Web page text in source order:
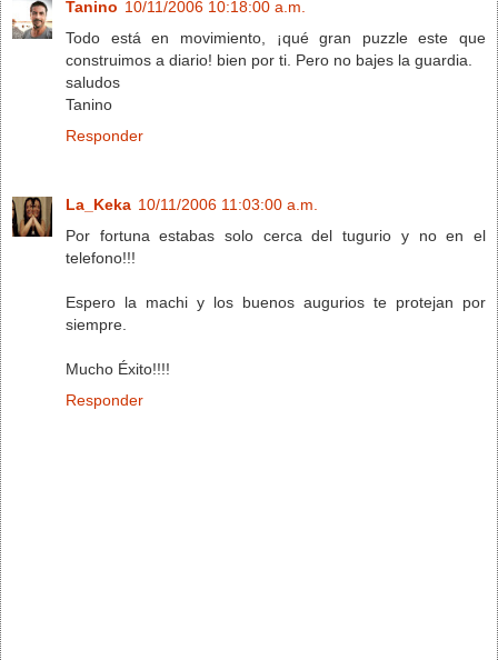
Tanino 10/11/2006 10:18:00 a.m.
Todo está en movimiento, ¡qué gran puzzle este que
construimos a diario! bien por ti. Pero no bajes la guardia.
saludos
Tanino
Responder
La_Keka 10/11/2006 11:03:00 a.m.
Por fortuna estabas solo cerca del tugurio y no en el
telefono!!!
Espero la machi y los buenos augurios te protejan por
siempre.
Mucho Éxito!!!!
Responder